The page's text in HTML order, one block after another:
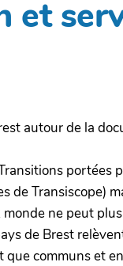
et
autour de la
portées
Transiscope)
ne peut
de Brest
communs et